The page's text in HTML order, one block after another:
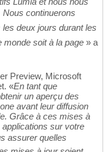
Nous continuerons
les deux jours durant les
monde soit à la page » a
Preview, Microsoft
«En tant que
un aperçu des
avant leur diffusion
Grâce à ces mises à
sur votre
assurer quelles